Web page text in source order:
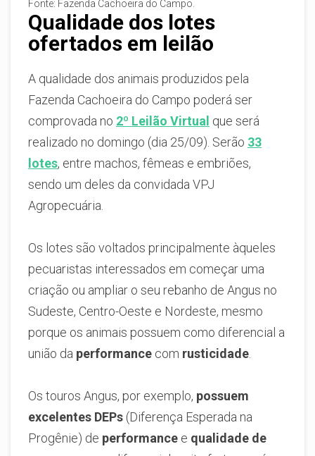
Fonte: Fazenda Cachoeira do Campo.
Qualidade dos lotes
ofertados em leilão
A qualidade dos animais produzidos pela
Fazenda Cachoeira do Campo poderá ser
comprovada no 2º Leilão Virtual que será
realizado no domingo (dia 25/09). Serão 33
lotes, entre machos, fêmeas e embriões,
sendo um deles da convidada VPJ
Agropecuária.
Os lotes são voltados principalmente àqueles
pecuaristas interessados em começar uma
criação ou ampliar o seu rebanho de Angus no
Sudeste, Centro-Oeste e Nordeste, mesmo
porque os animais possuem como diferencial a
união da performance com rusticidade
Os touros Angus, por exemplo, possuem
excelentes DEPs (Diferença Esperada na
Progênie) de performance e qualidade de